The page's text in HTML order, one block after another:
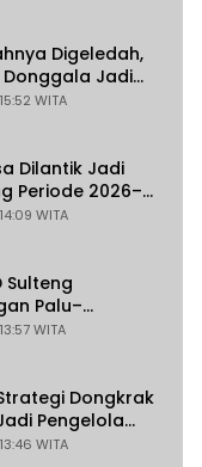
Digeledah,
Donggala Jadi
WITA
Dilantik Jadi
Periode 2026–
WITA
Sulteng
Palu–
Ekspor dan
WITA
Dongkrak
Pengelola
WITA